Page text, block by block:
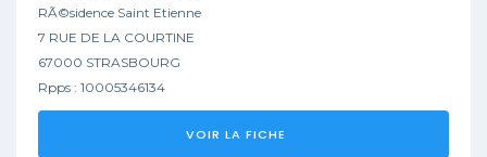
RÃ©sidence Saint Etienne
7 RUE DE LA COURTINE
67000 STRASBOURG
Rpps : 10005346134
VOIR LA FICHE